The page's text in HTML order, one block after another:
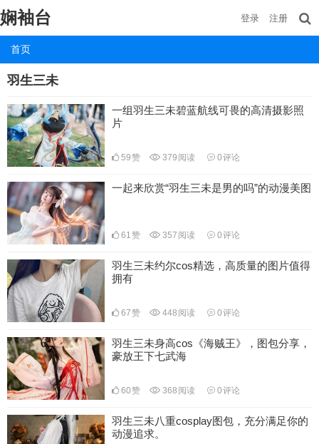
娴袖台
首页
登录 注册
羽生三未
一组羽生三未碧蓝航线可畏的高清摄影照
片
59赞 379 阅读 0评论
一起来欣赏“羽生三未是男的吗”的动漫美图
61赞 357 阅读 0评论
羽生三未约尔cos精选，高质量的图片值得
拥有
67赞 448 阅读 0评论
羽生三未身高cos《海贼王》，图包分享，
豪放王下七武海
60赞 368 阅读 0评论
羽生三未八重cosplay图包，充分满足你的
动漫追求。